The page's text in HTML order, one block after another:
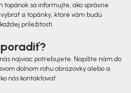
topánok sa informujte, ako správne
si topánky, ktoré vám budú
príležitosti.
najviac potrebujete. Napíšte nám do
dolnom rohu obrazovky alebo si
nás kontaktovať.